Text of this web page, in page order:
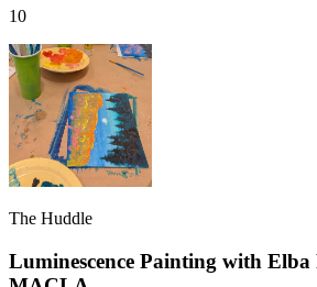
10
The Huddle
Luminescence Painting with